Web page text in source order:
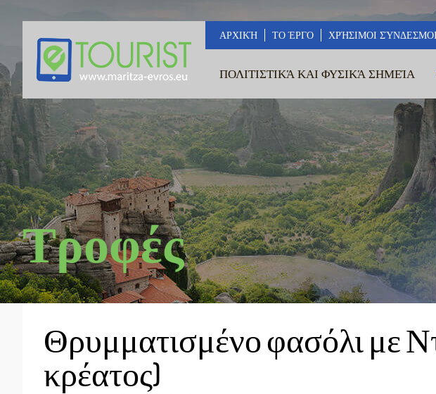
ΑΡΧΙΚΉ ΤΟ ΈΡΓΟ ΧΡΉΣΙΜΟΙ ΣΎΝΔΕΣΜΟΙ
ΠΟΛΙΤΙΣΤΙΚΆ ΚΑΙ ΦΥΣΙΚΆ ΣΗΜΕΊΑ
Τροφές
Θρυμματισμένο φασόλι με
κρέατος)